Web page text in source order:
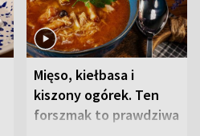
Mięso, kiełbasa i
kiszony ogórek. Ten
forszmak to prawdziwa